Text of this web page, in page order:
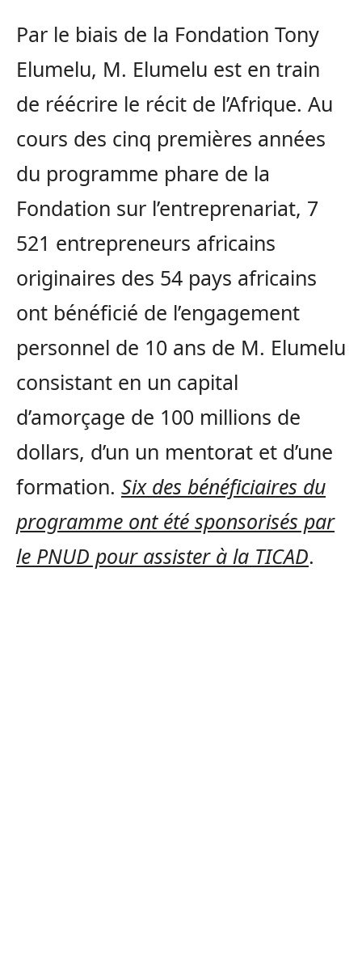
Par le biais de la Fondation Tony
Elumelu, M. Elumelu est en train
de réécrire le récit de l’Afrique. Au
cours des cinq premières années
du programme phare de la
Fondation sur l’entreprenariat, 7
521 entrepreneurs africains
originaires des 54 pays africains
ont bénéficié de l’engagement
personnel de 10 ans de M. Elumelu
consistant en un capital
d’amorçage de 100 millions de
dollars, d’un un mentorat et d’une
formation. Six des bénéficiaires du
programme ont été sponsorisés par
le PNUD pour assister à la TICAD.